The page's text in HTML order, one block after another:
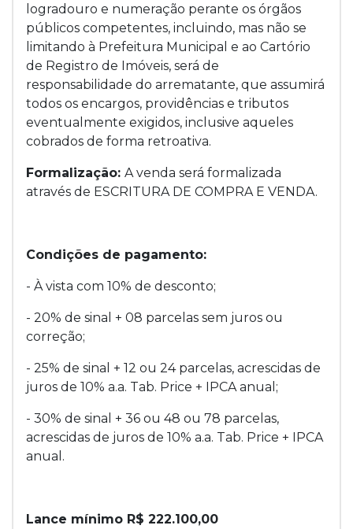
logradouro e numeração perante os órgãos
públicos competentes, incluindo, mas não se
limitando à Prefeitura Municipal e ao Cartório
de Registro de Imóveis, será de
responsabilidade do arrematante, que assumirá
todos os encargos, providências e tributos
eventualmente exigidos, inclusive aqueles
cobrados de forma retroativa.
Formalização: A venda será formalizada
através de ESCRITURA DE COMPRA E VENDA.
Condições de pagamento:
- À vista com 10% de desconto;
- 20% de sinal + 08 parcelas sem juros ou
correção;
- 25% de sinal + 12 ou 24 parcelas, acrescidas de
juros de 10% a.a. Tab. Price + IPCA anual;
- 30% de sinal + 36 ou 48 ou 78 parcelas,
acrescidas de juros de 10% a.a. Tab. Price + IPCA
anual.
Lance mínimo R$ 222.100,00